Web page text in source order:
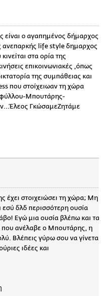
είναι ο αγαπημένος δήμαρχος
ανεπαρκής life style δημαρχος
στα ορία της
επικοινωνιακές ,όπως
της συμπάθειας και
που στοίχειωαν τη χώρα
Μπουτάρης-
ΓκώσαμεΖητάμε
στοιχειώσει τη χώρα; Μη
εσύ δλδ περισσότερη ουσία
Εγώ μια ουσία βλέπω και τα
που ανέλαβε ο Μπουτάρης, η
Βλέπεις γύρω σου να γίνεται
ιδέες και